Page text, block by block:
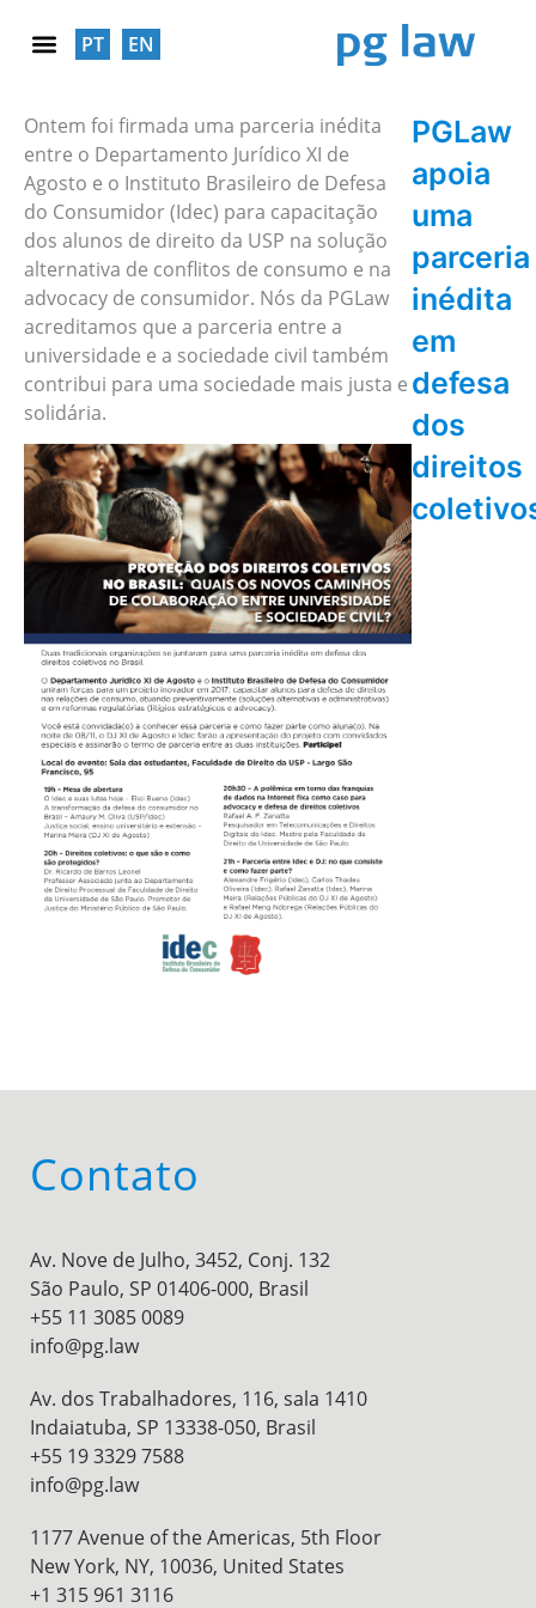
PT EN
PGLaw
apoia
uma
parceria
inédita
em
defesa
dos
direitos
Ontem foi firmada uma parceria inédita
entre o Departamento Jurídico XI de
Agosto e o Instituto Brasileiro de Defesa
do Consumidor (Idec) para capacitação
dos alunos de direito da USP na solução
alternativa de conflitos de consumo e na
advocacy de consumidor. Nós da PGLaw
acreditamos que a parceria entre a
universidade e a sociedade civil também
contribui para uma sociedade mais justa e
solidária.
Contato
Av. Nove de Julho, 3452, Conj. 132
São Paulo, SP 01406-000, Brasil
+55 11 3085 0089
info@pg.law
Av. dos Trabalhadores, 116, sala 1410
Indaiatuba, SP 13338-050, Brasil
+55 19 3329 7588
info@pg.law
1177 Avenue of the Americas, 5th Floor
New York, NY, 10036, United States
+1 315 961 3116